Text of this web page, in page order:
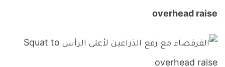
overhead raise